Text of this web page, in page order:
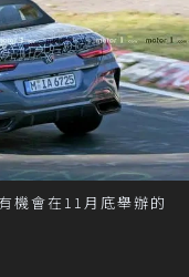
會在11月底舉辦的